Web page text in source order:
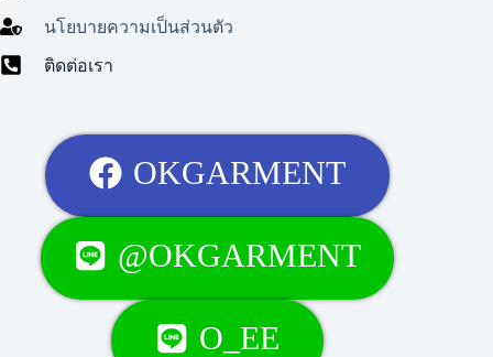
นโยบายความเป็นส่วนตัว
ติดต่อเรา
OKGARMENT
@OKGARMENT
O_EE